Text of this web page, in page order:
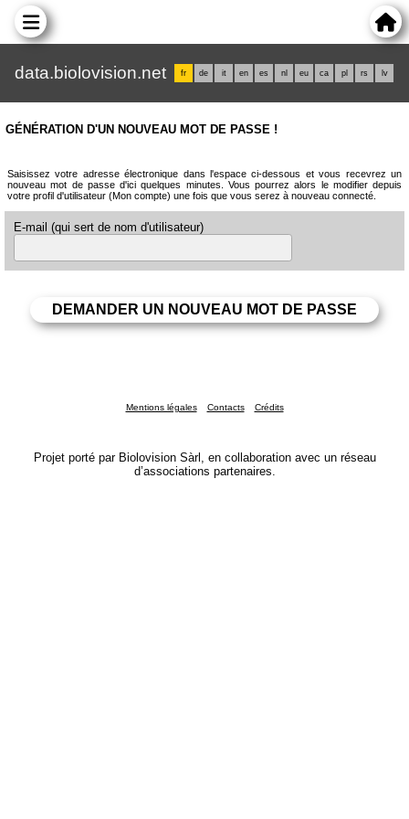
data.biolovision.net fr de it en es nl eu ca pl rs lv
GÉNÉRATION D'UN NOUVEAU MOT DE PASSE !
Saisissez votre adresse électronique dans l'espace ci-dessous et vous recevrez un
nouveau mot de passe d'ici quelques minutes. Vous pourrez alors le modifier depuis
votre profil d'utilisateur (Mon compte) une fois que vous serez à nouveau connecté.
E-mail (qui sert de nom d'utilisateur)
Mentions légales Contacts Crédits
Projet porté par Biolovision Sàrl, en collaboration avec un réseau
d’associations partenaires.